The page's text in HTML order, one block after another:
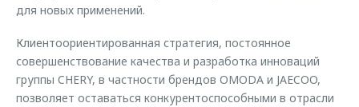
для новых применений.
Клиентоориентированная стратегия, постоянное
совершенствование качества и разработка инноваций
группы CHERY, в частности брендов OMODA и JAECOO,
позволяет оставаться конкурентоспособными в отрасли